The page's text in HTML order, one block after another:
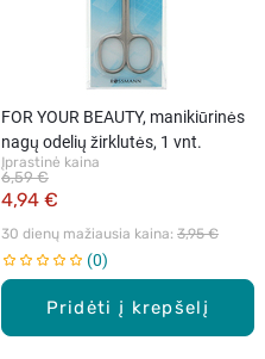
Pridėti į krepšelį
FOR YOUR BEAUTY, manikiūrinės
nagų odelių žirklutės, 1 vnt.
Įprastinė kaina
4,94 €
6,59 €
30 dienų mažiausia kaina: 3,95 €
0